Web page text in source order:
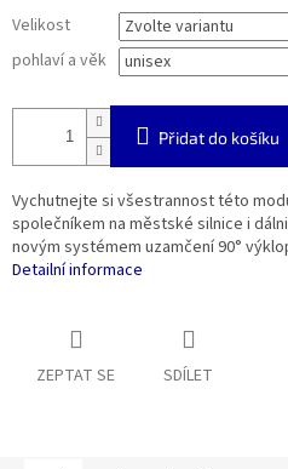
Velikost
pohlaví a věk
Přidat do košíku
Vychutnejte si všestrannost této
společníkem na městské silnice i
novým systémem uzamčení 90°
Detailní informace
ZEPTAT SE SDÍLET